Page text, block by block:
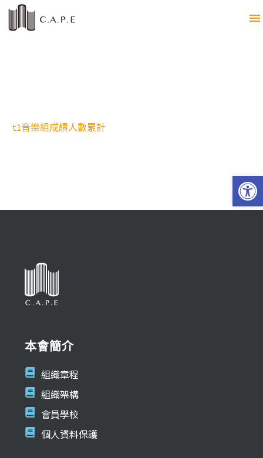
t1音樂組成績人數累計
本會簡介
組織章程
組織架構
會員學校
個人資料保護